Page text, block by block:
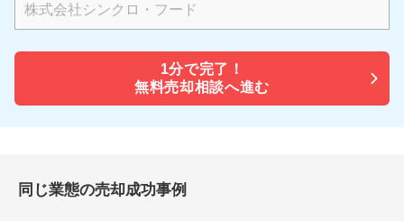
1分で完了！
無料売却相談へ進む
同じ業態の売却成功事例